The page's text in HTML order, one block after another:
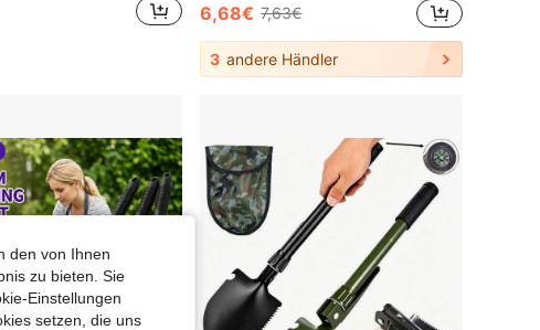
6,68€ 7,63€
3 andere Händler
den von Ihnen
zu bieten. Sie
Einstellungen
setzen, die uns